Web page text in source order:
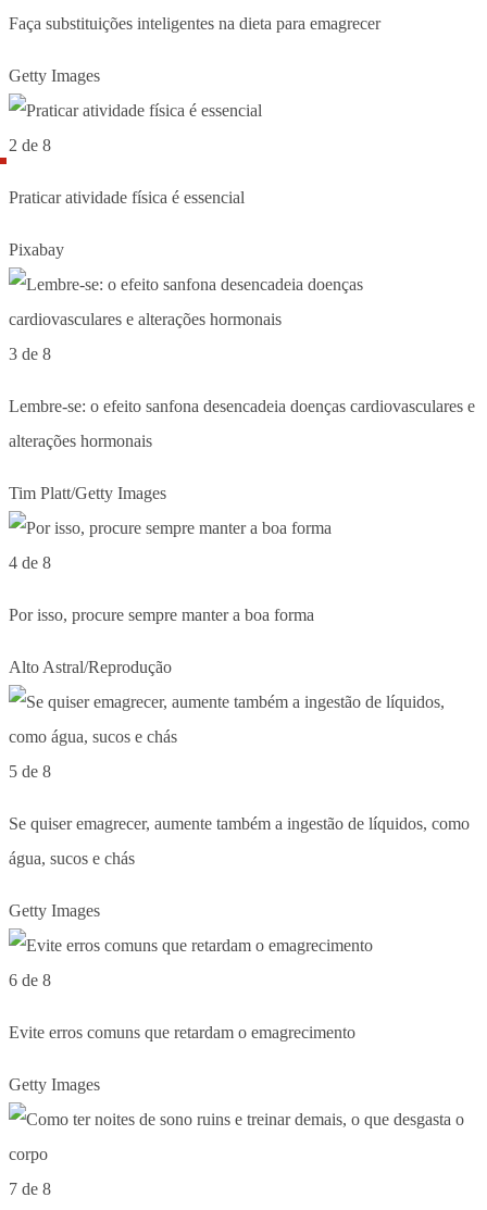
Faça substituições inteligentes na dieta para emagrecer
Getty Images
2 de 8
Praticar atividade física é essencial
Pixabay
3 de 8
Lembre-se: o efeito sanfona desencadeia doenças cardiovasculares e
alterações hormonais
Tim Platt/Getty Images
4 de 8
Por isso, procure sempre manter a boa forma
Alto Astral/Reprodução
5 de 8
Se quiser emagrecer, aumente também a ingestão de líquidos, como
água, sucos e chás
Getty Images
6 de 8
Evite erros comuns que retardam o emagrecimento
Getty Images
7 de 8